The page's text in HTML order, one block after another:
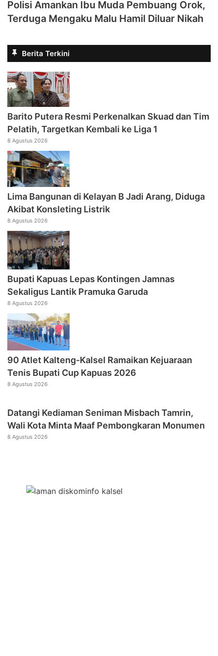
Polisi Amankan Ibu Muda Pembuang Orok,
Terduga Mengaku Malu Hamil Diluar Nikah
Berita Terkini
Barito Putera Resmi Perkenalkan Skuad dan Tim
Pelatih, Targetkan Kembali ke Liga 1
8 Agustus 2026
Lima Bangunan di Kelayan B Jadi Arang, Diduga
Akibat Konsleting Listrik
8 Agustus 2026
Bupati Kapuas Lepas Kontingen Jamnas
Sekaligus Lantik Pramuka Garuda
8 Agustus 2026
90 Atlet Kalteng-Kalsel Ramaikan Kejuaraan
Tenis Bupati Cup Kapuas 2026
8 Agustus 2026
Datangi Kediaman Seniman Misbach Tamrin,
Wali Kota Minta Maaf Pembongkaran Monumen
8 Agustus 2026